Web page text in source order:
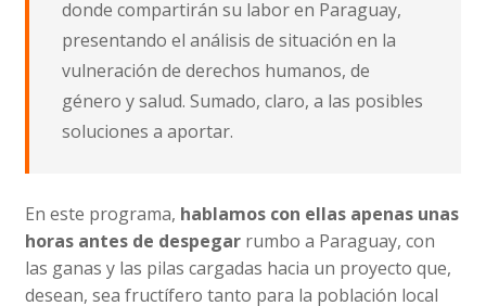
donde compartirán su labor en Paraguay,
presentando el análisis de situación en la
vulneración de derechos humanos, de
género y salud. Sumado, claro, a las posibles
soluciones a aportar.
En este programa, hablamos con ellas apenas unas
horas antes de despegar rumbo a Paraguay, con
las ganas y las pilas cargadas hacia un proyecto que,
desean, sea fructífero tanto para la población local